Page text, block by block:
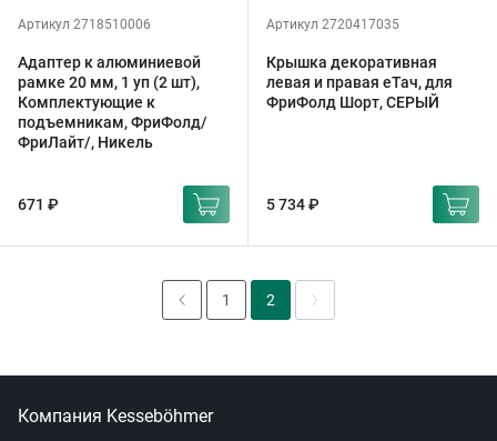
Артикул 2718510006
Адаптер к алюминиевой
рамке 20 мм, 1 уп (2 шт),
Комплектующие к
подъемникам, ФриФолд/
ФриЛайт/, Никель
671 ₽
Артикул 2720417035
Крышка декоративная
левая и правая еТач, для
ФриФолд Шорт, СЕРЫЙ
5 734 ₽
1 2
Компания Kesseböhmer